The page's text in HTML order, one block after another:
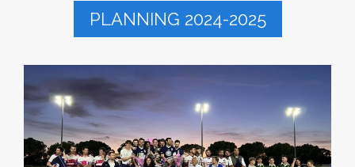
PLANNING 2024-2025